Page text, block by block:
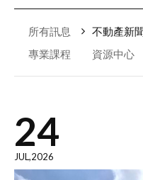
所有訊息 不動產新
專業課程
資源中心
24
JUL,2026